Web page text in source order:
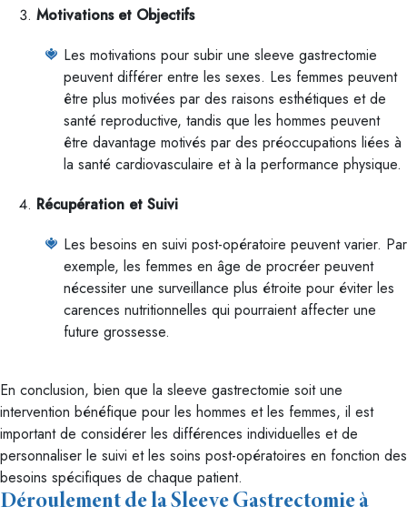
Motivations et Objectifs
Les motivations pour subir une sleeve gastrectomie
peuvent différer entre les sexes. Les femmes peuvent
être plus motivées par des raisons esthétiques et de
santé reproductive, tandis que les hommes peuvent
être davantage motivés par des préoccupations liées à
la santé cardiovasculaire et à la performance physique.
Récupération et Suivi
Les besoins en suivi post-opératoire peuvent varier. Par
exemple, les femmes en âge de procréer peuvent
nécessiter une surveillance plus étroite pour éviter les
carences nutritionnelles qui pourraient affecter une
future grossesse.
En conclusion, bien que la sleeve gastrectomie soit une
intervention bénéfique pour les hommes et les femmes, il est
important de considérer les différences individuelles et de
personnaliser le suivi et les soins post-opératoires en fonction des
besoins spécifiques de chaque patient.
Déroulement de la Sleeve Gastrectomie à